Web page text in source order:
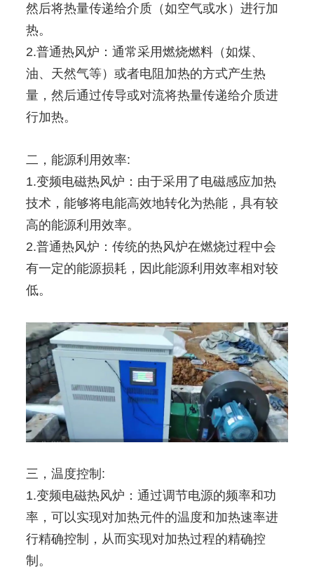
然后将热量传递给介质（如空气或水）进行加
热。
2.普通热风炉：通常采用燃烧燃料（如煤、
油、天然气等）或者电阻加热的方式产生热
量，然后通过传导或对流将热量传递给介质进
行加热。
二，能源利用效率:
1.变频电磁热风炉：由于采用了电磁感应加热
技术，能够将电能高效地转化为热能，具有较
高的能源利用效率。
2.普通热风炉：传统的热风炉在燃烧过程中会
有一定的能源损耗，因此能源利用效率相对较
低。
三，温度控制:
1.变频电磁热风炉：通过调节电源的频率和功
率，可以实现对加热元件的温度和加热速率进
行精确控制，从而实现对加热过程的精确控
制。